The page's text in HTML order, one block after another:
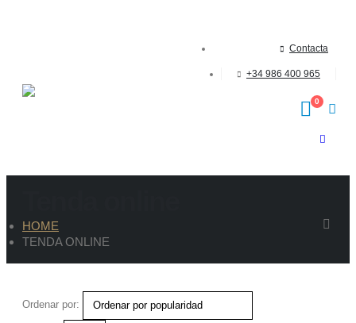
Contacta
+34 986 400 965
0
HOME
TENDA ONLINE
Ordenar por: